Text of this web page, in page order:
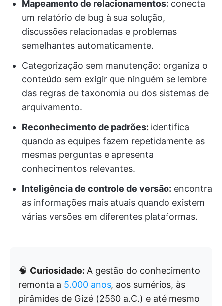
Mapeamento de relacionamentos: conecta
um relatório de bug à sua solução,
discussões relacionadas e problemas
semelhantes automaticamente.
Categorização sem manutenção: organiza o
conteúdo sem exigir que ninguém se lembre
das regras de taxonomia ou dos sistemas de
arquivamento.
Reconhecimento de padrões: identifica
quando as equipes fazem repetidamente as
mesmas perguntas e apresenta
conhecimentos relevantes.
Inteligência de controle de versão: encontra
as informações mais atuais quando existem
várias versões em diferentes plataformas.
🧠 Curiosidade: A gestão do conhecimento
remonta a 5.000 anos, aos sumérios, às
pirâmides de Gizé (2560 a.C.) e até mesmo